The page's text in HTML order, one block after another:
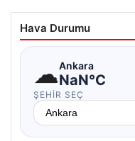
Hava Durumu
☁Ankara
NaN°C
ŞEHIR SEÇ